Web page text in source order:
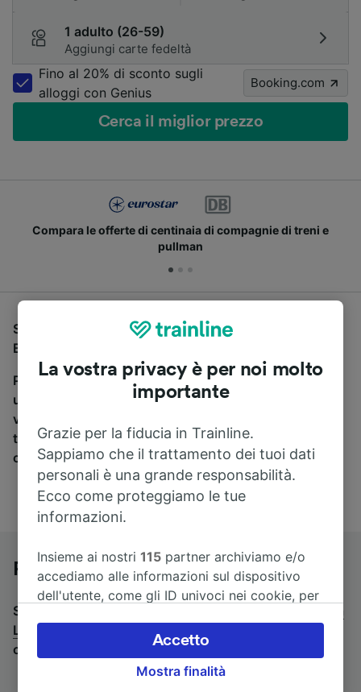
1 adulto (26-59)
Aggiungi carte fedeltà
Fino al 20% di sconto sugli
alloggi con Genius
Booking.com
Cerca il miglior prezzo
Compara le offerte di centinaia di compagnie di treni e
pullman
Se stai cercando un pullman per viaggiare da
Budapest a Ljubljana, sei nel posto giusto.
Per trovare i biglietti dei pullman, è sufficiente avviare
una ricerca in alto, e compareremo i tempi e i costi del
viaggio in treno e in pullman. Con Trainline puoi
trovare i biglietti per viaggiare con oltre 170
compagnie ferroviarie e dei pullman.
Pullman da Budapest a Ljubljana
Stai cercando un viaggio di ritorno? Vai su
Ljubljana a Budapest
Se preferisci prendere il treno,
consulta la pagina
treni da Budapest a Ljubljana
La vostra privacy è per noi molto
importante
Grazie per la fiducia in Trainline.
Sappiamo che il trattamento dei tuoi dati
personali è una grande responsabilità.
Ecco come proteggiamo le tue
informazioni.
Insieme ai nostri115 partner archiviamo e/o
accediamo alle informazioni sul dispositivo
dell'utente, come gli ID univoci nei cookie, per
accettare o gestire le proprie scelte facendo
clic di seguito, tra cui il proprio diritto di
opporsi sulla base di un interesse legittimo o
Mostra finalità
Accetto